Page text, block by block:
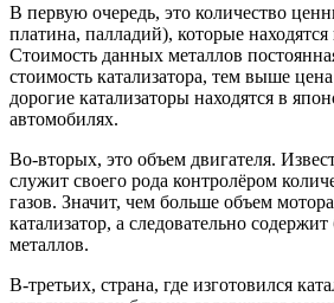
В первую очередь, это количество
платина, палладий), которые находятся
Стоимость данных металлов
стоимость катализатора, тем выше
дорогие катализаторы находятся в
автомобилях.
Во-вторых, это объем двигателя.
служит своего рода контролёром
газов. Значит, чем больше объем
катализатор, а следовательно
металлов.
В-третьих, страна, где изготовился